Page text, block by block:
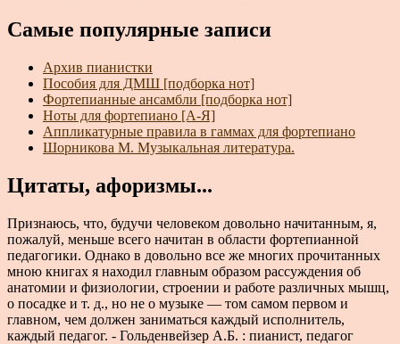
Самые популярные записи
Архив пианистки
Пособия для ДМШ [подборка нот]
Фортепианные ансамбли [подборка нот]
Ноты для фортепиано [А-Я]
Аппликатурные правила в гаммах для фортепиано
Шорникова М. Музыкальная литература.
Цитаты, афоризмы...
Признаюсь, что, будучи человеком довольно начитанным, я,
пожалуй, меньше всего начитан в области фортепианной
педагогики. Однако в довольно все же многих прочитанных
мною книгах я находил главным образом рассуждения об
анатомии и физиологии, строении и работе различных мышц,
о посадке и т. д., но не о музыке — том самом первом и
главном, чем должен заниматься каждый исполнитель,
каждый педагог. - Гольденвейзер А.Б. : пианист, педагог